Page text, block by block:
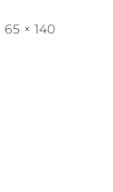
× 140